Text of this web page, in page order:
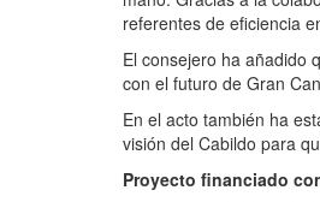
referentes de eficiencia
El consejero ha añadido
con el futuro de Gran
En el acto también ha
visión del Cabildo para
Proyecto financiado